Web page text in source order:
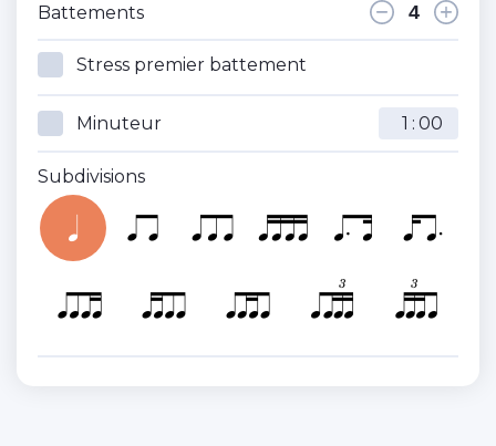
Battements
Stress premier battement
Minuteur :
Subdivisions